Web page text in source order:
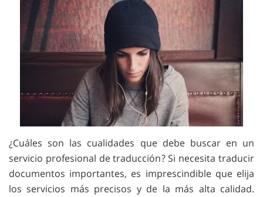
¿Cuáles son las cualidades que debe buscar en un
servicio profesional de traducción? Si necesita traducir
documentos importantes, es imprescindible que elija
los servicios más precisos y de la más alta calidad.